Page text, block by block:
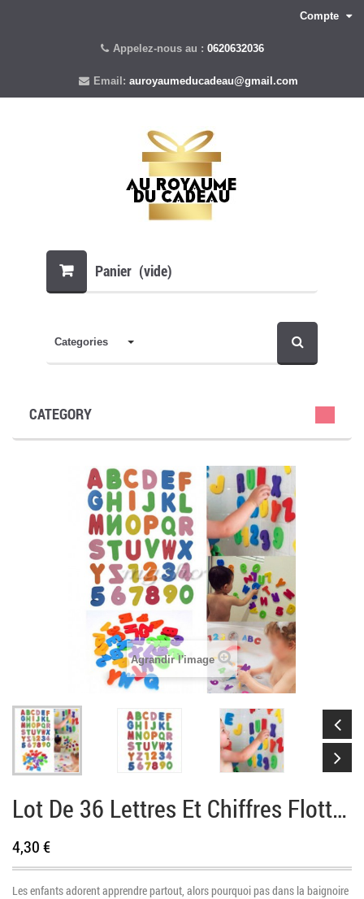
Compte
Appelez-nous au : 0620632036
Email: auroyaumeducadeau@gmail.com
Panier (vide)
Categories
CATEGORY
Agrandir l'image
Lot De 36 Lettres Et Chiffres Flottants Pour Le Bain
4,30 €
Les enfants adorent apprendre partout, alors pourquoi pas dans la baignoire